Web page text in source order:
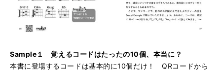
Sample１ 覚えるコードはたったの10個、本当に？
本書に登場するコードは基本的に10個だけ！ QRコードから